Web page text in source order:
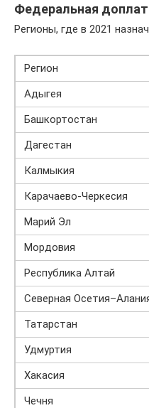
Федеральная
Регионы, где в 2021
Регион
Адыгея
Башкортостан
Дагестан
Калмыкия
Карачаево-Черкесия
Марий Эл
Мордовия
Республика Алтай
Северная
Татарстан
Удмуртия
Хакасия
Чечня